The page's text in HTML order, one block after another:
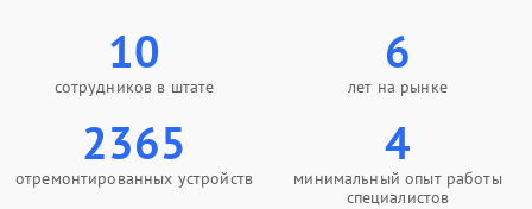
10
сотрудников в штате
6
лет на рынке
2365
отремонтированных устройств
4
минимальный опыт работы
специалистов